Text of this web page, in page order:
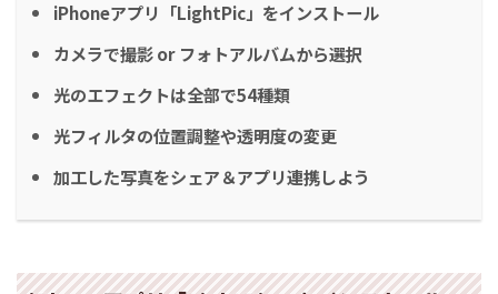
iPhoneアプリ「LightPic」をインストール
カメラで撮影 or フォトアルバムから選択
光のエフェクトは全部で54種類
光フィルタの位置調整や透明度の変更
加工した写真をシェア＆アプリ連携しよう